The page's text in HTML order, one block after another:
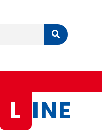
Cerca
L INE